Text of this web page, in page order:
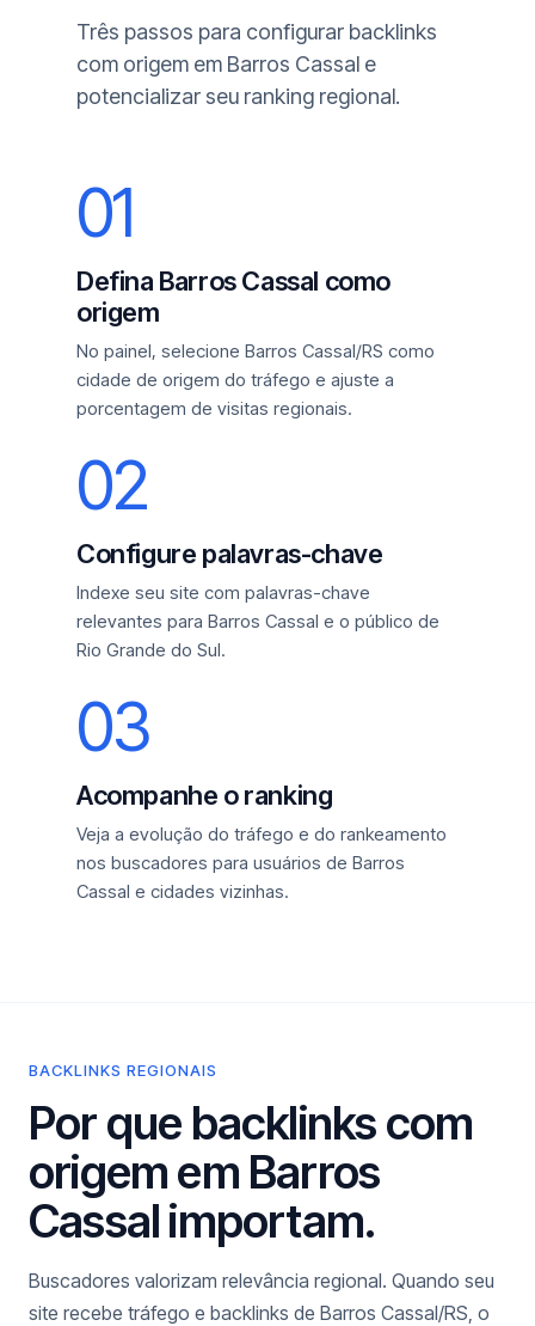
Três passos para configurar backlinks
com origem em Barros Cassal e
potencializar seu ranking regional.
01
Defina Barros Cassal como
origem
No painel, selecione Barros Cassal/RS como
cidade de origem do tráfego e ajuste a
porcentagem de visitas regionais.
02
Configure palavras-chave
Indexe seu site com palavras-chave
relevantes para Barros Cassal e o público de
Rio Grande do Sul.
03
Acompanhe o ranking
Veja a evolução do tráfego e do rankeamento
nos buscadores para usuários de Barros
Cassal e cidades vizinhas.
BACKLINKS REGIONAIS
Por que backlinks com
origem em Barros
Cassal importam.
Buscadores valorizam relevância regional. Quando seu
site recebe tráfego e backlinks de Barros Cassal/RS, o